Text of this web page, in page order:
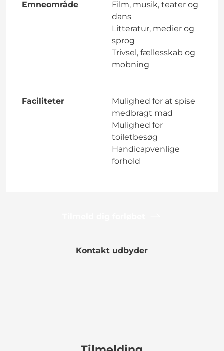
Emneområde
Film, musik, teater og
dans
Litteratur, medier og
sprog
Trivsel, fællesskab og
mobning
Faciliteter
Mulighed for at spise
medbragt mad
Mulighed for
toiletbesøg
Handicapvenlige
forhold
Kontakt udbyder